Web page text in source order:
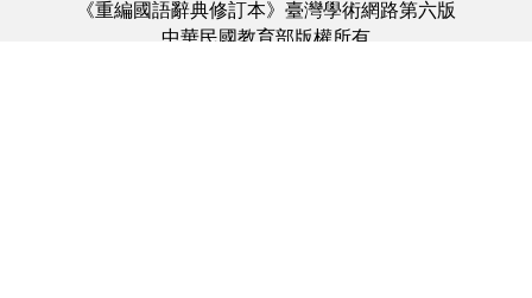
《重編國語辭典修訂本》臺灣學術網路第六版
中華民國教育部版權所有